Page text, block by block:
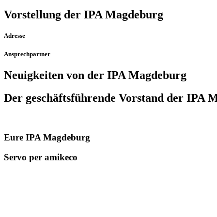
Vorstellung der IPA Magdeburg
Adresse
Ansprechpartner
Neuigkeiten von der IPA Magdeburg
Der geschäfts­führende Vorstand der IPA
Eure IPA Magdeburg
Servo per amikeco